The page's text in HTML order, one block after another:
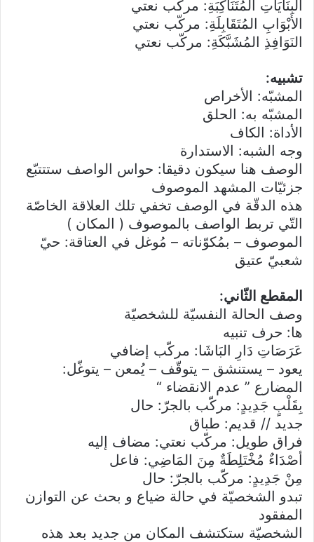
البِنَايَاتِ المُتَنَاكِبَةِ: مركّب نعتي
الأبْوَابِ المُتَقَابِلَةِ: مركّب نعتي
النَوَافِذِ المُشَبَّكَةِ: مركّب نعتي
تشبيه:
المشبّه: الأخراص
المشبّه به: الحلق
الأداة: الكاف
وجه الشبه: الاستدارة
الوصف هنا سيكون دقيقا: حواس الواصف ستتتبّع
جزئيّات المشهد الموصوف
هذه الدقّة في الوصف تخفي تلك العلاقة الخاصّة
التّي تربط الواصف بالموصوف ( المكان )
الموصوف – بمُكوّناته – مُوغل في العتاقة: حيّ
شعبيّ عتيق
المقطع الثّاني:
وصف الحالة النفسيّة للشخصيّة
ها: حرف تنبيه
عَرَصَاتِ دَارِ البَاشَا: مركّب إضافي
يعود – يستنشق – يتوقّف – يُمعن – يتوغّل:
المضارع ” عدم الانقضاء “
بِقَلْبٍ جَدِيدٍ: مركّب بالجرّ: حال
جديد // قديم: طباق
فراق طويل: مركّب نعتي: مضاف إليه
أصْدَاءٌ مُخْتَلِطَةٌ مِنَ المَاضِي: فاعل
مِنْ جَدِيدٍ: مركّب بالجرّ: حال
تبدو الشخصيّة في حالة ضياع و بحث عن التوازن
المفقود
الشخصيّة ستكتشف المكان من جديد بعد هذه